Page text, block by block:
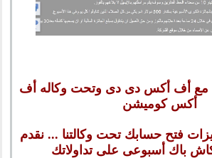
مع أف أكس دى دى وتحت وكاله أف
أكس كوميشن
فتح حسابك تحت وكالتنا ... نقدم
باك أسبوعى على تداولاتك